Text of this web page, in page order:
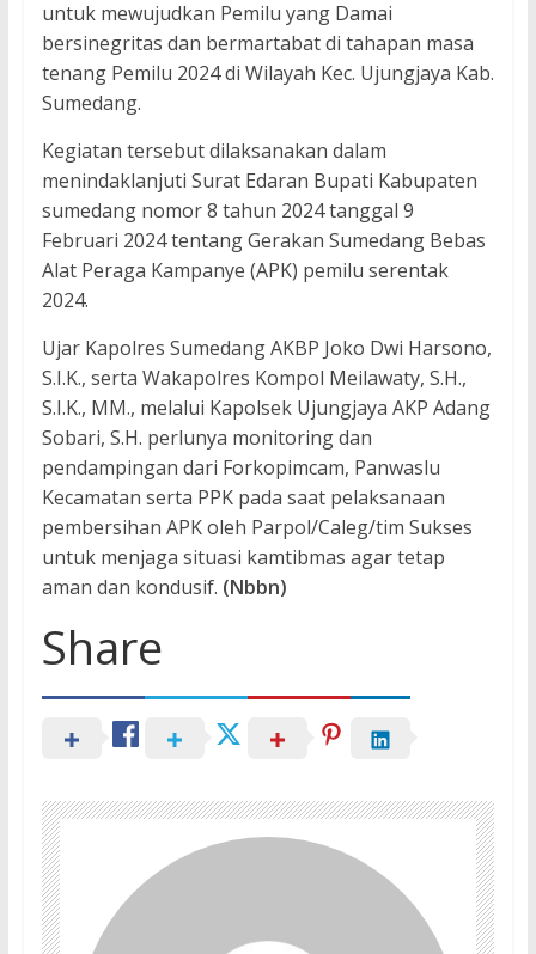
untuk mewujudkan Pemilu yang Damai
bersinegritas dan bermartabat di tahapan masa
tenang Pemilu 2024 di Wilayah Kec. Ujungjaya Kab.
Sumedang.
Kegiatan tersebut dilaksanakan dalam
menindaklanjuti Surat Edaran Bupati Kabupaten
sumedang nomor 8 tahun 2024 tanggal 9
Februari 2024 tentang Gerakan Sumedang Bebas
Alat Peraga Kampanye (APK) pemilu serentak
2024.
Ujar Kapolres Sumedang AKBP Joko Dwi Harsono,
S.I.K., serta Wakapolres Kompol Meilawaty, S.H.,
S.I.K., MM., melalui Kapolsek Ujungjaya AKP Adang
Sobari, S.H. perlunya monitoring dan
pendampingan dari Forkopimcam, Panwaslu
Kecamatan serta PPK pada saat pelaksanaan
pembersihan APK oleh Parpol/Caleg/tim Sukses
untuk menjaga situasi kamtibmas agar tetap
aman dan kondusif. (Nbbn)
Share